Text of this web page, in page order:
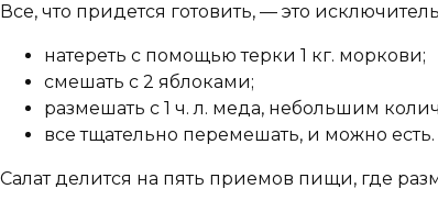
Все, что придется готовить, — это
натереть с помощью терки 1 кг. моркови;
смешать с 2 яблоками;
размешать с 1 ч. л. меда, небольшим
все тщательно перемешать, и можно есть.
Салат делится на пять приемов пищи, где